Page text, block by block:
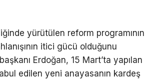
yürütülen reform programının
itici gücü olduğunu
Erdoğan, 15 Mart’ta yapılan
edilen yeni anayasanın kardeş